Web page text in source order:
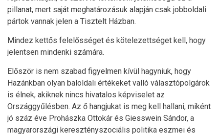
pillanat, mert saját meghatározásuk alapján csak jobboldali
pártok vannak jelen a Tisztelt Házban.
Mindez kettős felelősséget és kötelezettséget kell, hogy
jelentsen mindenki számára.
Először is nem szabad figyelmen kívül hagyniuk, hogy
Hazánkban olyan baloldali értékeket valló választópolgárok
is élnek, akiknek nincs hivatalos képviselet az
Országgyűlésben. Az ő hangjukat is meg kell hallani, miként
jó száz éve Prohászka Ottokár és Giesswein Sándor, a
magyarországi keresztényszociális politika eszmei és